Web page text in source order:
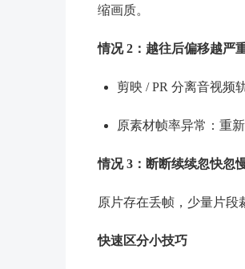
缩画质。
情况 2：越往后偏移越严
剪映 / PR 分离音视频
原素材帧率异常：重
情况 3：断断续续忽快忽
原片存在丢帧，少量片段
快速区分小技巧